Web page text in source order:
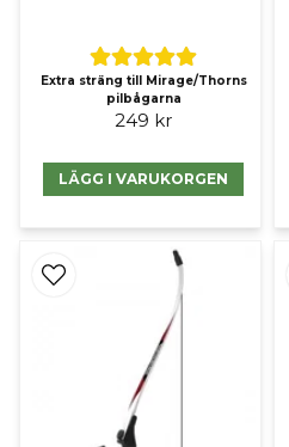
Extra sträng till Mirage/Thorns
pilbågarna
249 kr
LÄGG I VARUKORGEN